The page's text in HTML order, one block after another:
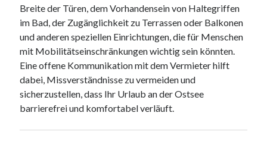
Breite der Türen, dem Vorhandensein von Haltegriffen
im Bad, der Zugänglichkeit zu Terrassen oder Balkonen
und anderen speziellen Einrichtungen, die für Menschen
mit Mobilitätseinschränkungen wichtig sein könnten.
Eine offene Kommunikation mit dem Vermieter hilft
dabei, Missverständnisse zu vermeiden und
sicherzustellen, dass Ihr Urlaub an der Ostsee
barrierefrei und komfortabel verläuft.